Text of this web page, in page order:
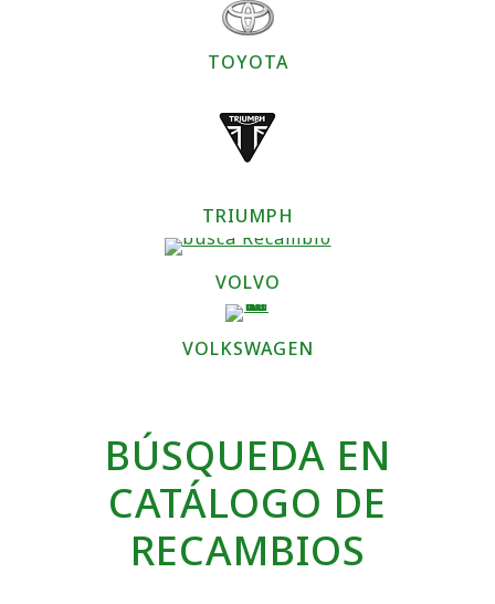
TOYOTA
TRIUMPH
VOLVO
VOLKSWAGEN
BÚSQUEDA EN
CATÁLOGO DE
RECAMBIOS